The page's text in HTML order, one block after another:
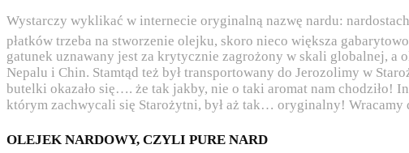
Wystarczy wyklikać w internecie oryginalną nazwę nardu:
płatków trzeba na stworzenie olejku, skoro nieco większa
gatunek uznawany jest za krytycznie zagrożony w skali globalnej, a
Nepalu i Chin. Stamtąd też był transportowany do Jerozolimy w
butelki okazało się…. że tak jakby, nie o taki aromat nam chodziło!
którym zachwycali się Starożytni, był aż tak… oryginalny! Wracamy
OLEJEK NARDOWY, CZYLI PURE NARD